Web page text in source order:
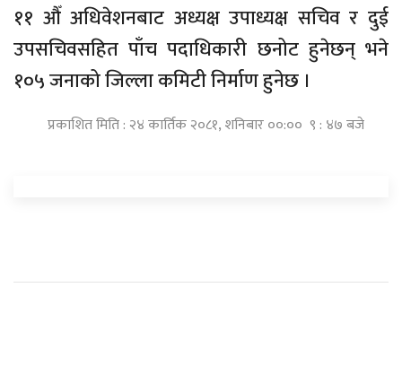
११ औँ अधिवेशनबाट अध्यक्ष उपाध्यक्ष सचिव र दुई
उपसचिवसहित पाँच पदाधिकारी छनोट हुनेछन् भने
१०५ जनाको जिल्ला कमिटी निर्माण हुनेछ ।
प्रकाशित मिति : २४ कार्तिक २०८१, शनिबार ००:०० ९ : ४७ बजे